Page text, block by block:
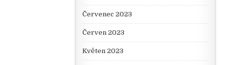
Červenec 2023
Červen 2023
Květen 2023